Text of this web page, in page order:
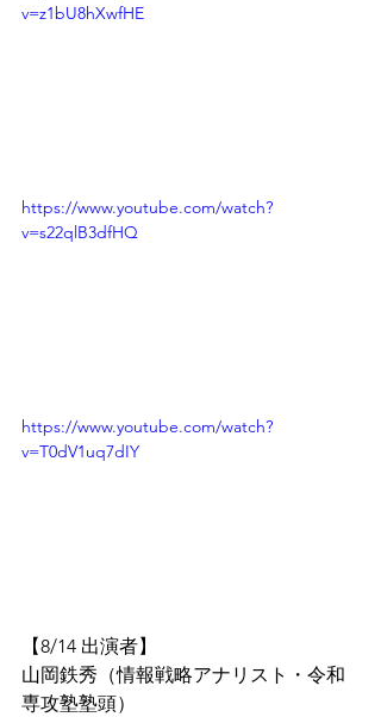
v=z1bU8hXwfHE
https://www.youtube.com/watch?
v=s22qlB3dfHQ
https://www.youtube.com/watch?
v=T0dV1uq7dIY
【8/14 出演者】
山岡鉄秀（情報戦略アナリスト・令和
専攻塾塾頭）